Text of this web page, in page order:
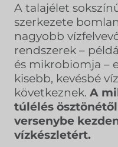
A talajélet
szerkezete
nagyobb
rendszerek –
és mikrobiomja –
kisebb, kevésbé
következnek. A
túlélés
versenybe
vízkészletért.